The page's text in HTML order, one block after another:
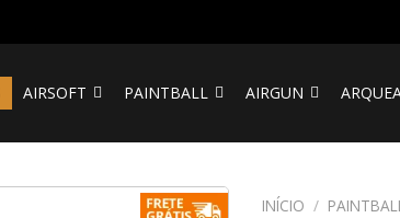
AIRSOFT PAINTBALL AIRGUN
INÍCIO /